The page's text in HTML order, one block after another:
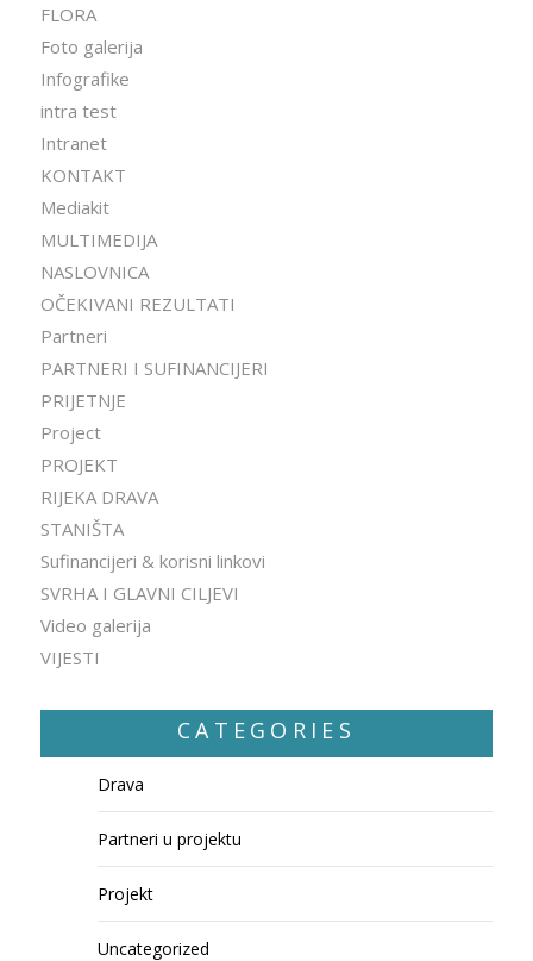
FLORA
Foto galerija
Infografike
intra test
Intranet
KONTAKT
Mediakit
MULTIMEDIJA
NASLOVNICA
OČEKIVANI REZULTATI
Partneri
PARTNERI I SUFINANCIJERI
PRIJETNJE
Project
PROJEKT
RIJEKA DRAVA
STANIŠTA
Sufinancijeri & korisni linkovi
SVRHA I GLAVNI CILJEVI
Video galerija
VIJESTI
CATEGORIES
Drava
Partneri u projektu
Projekt
Uncategorized